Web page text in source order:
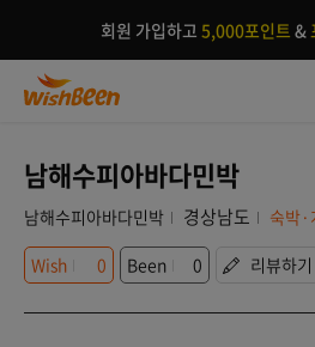
회원 가입하고 5,000포인트 &
남해수피아바다민박
남해수피아바다민박 경상남도
숙박·
Wish
0 Been 0 리뷰하기